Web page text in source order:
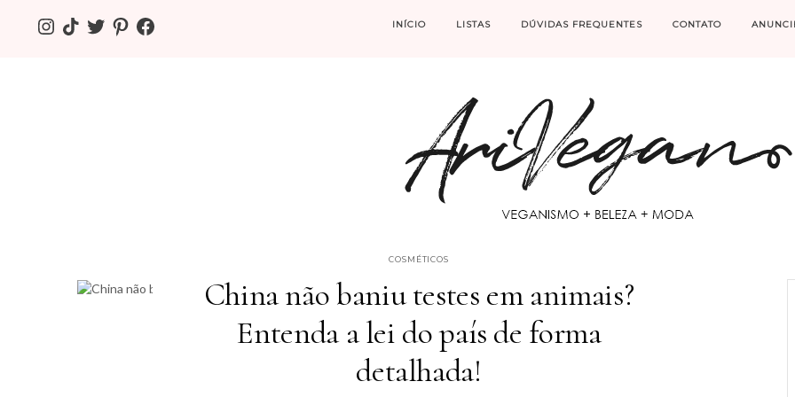
INSTAGRAM
TIKTOKTWITTERPINTERESTFACEBOOK INÍCIO LISTAS DÚVIDAS FREQUENTES CONTATO
COSMÉTICOS
China não baniu testes em animais?
Entenda a lei do país de forma
detalhada!